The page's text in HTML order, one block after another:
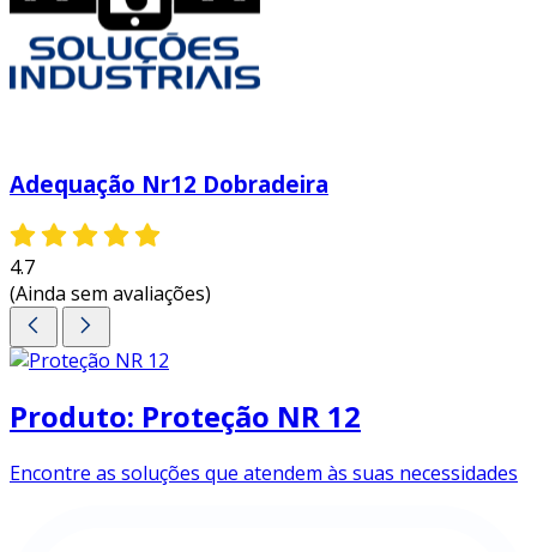
Adequação Nr12 Dobradeira
4.7
(Ainda sem avaliações)
Produto: Proteção NR 12
Encontre as soluções que atendem às suas necessidades